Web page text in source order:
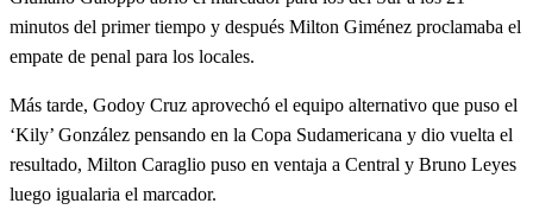
minutos del primer tiempo y después Milton Giménez proclamaba el
empate de penal para los locales.
Más tarde, Godoy Cruz aprovechó el equipo alternativo que puso el
‘Kily’ González pensando en la Copa Sudamericana y dio vuelta el
resultado, Milton Caraglio puso en ventaja a Central y Bruno Leyes
luego igualaria el marcador.